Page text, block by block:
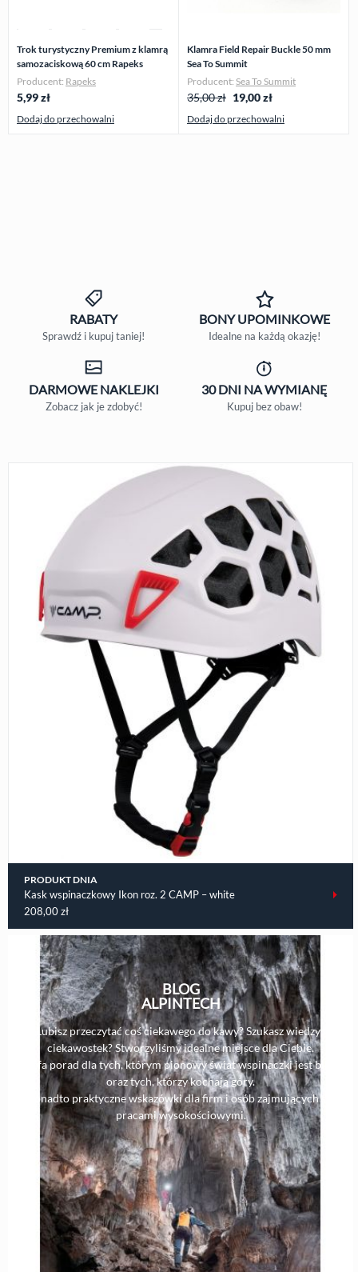
Trok turystyczny Premium z klamrą
samozaciskową 60 cm Rapeks
Producent: Rapeks
5,99zł
Dodaj do przechowalni
Klamra Field Repair Buckle 50 mm
Sea To Summit
Producent: Sea To Summit
35,00 zł 19,00zł
Dodaj do przechowalni
RABATY
Sprawdź i kupuj taniej!
BONYUPOMINKOWE
Idealne na każdą okazję!
DARMOWENAKLEJKI
Zobacz jak je zdobyć!
30 DNI NA WYMIANĘ
Kupuj bez obaw!
PRODUKT DNIA
Kask wspinaczkowy Ikon roz. 2 CAMP – white
208,00zł
BLOG
ALPINTECH
Lubisz przeczytać coś ciekawego do kawy? Szukasz wiedzy i
ciekawostek? Stworzyliśmy idealne miejsce dla Ciebie.
Strefa porad dla tych, którym pionowy świat wspinaczki jest bliski,
oraz tych, którzy kochają góry.
Ponadto praktyczne wskazówki dla firm i osób zajmujących się
pracami wysokościowymi.